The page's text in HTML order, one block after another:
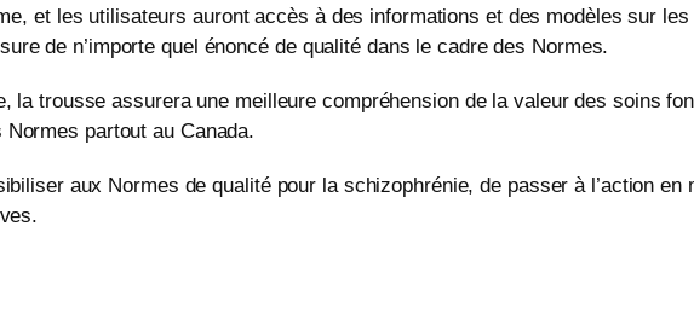
et les utilisateurs auront accès à des informations et des modèles sur
de n’importe quel énoncé de qualité dans le cadre des Normes.
trousse assurera une meilleure compréhension de la valeur des soins
partout au Canada.
aux Normes de qualité pour la schizophrénie, de passer à l’action